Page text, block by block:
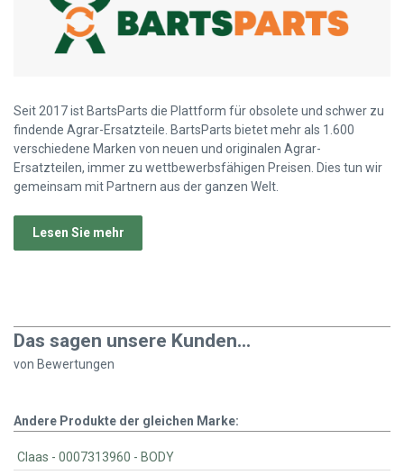
Seit 2017 ist BartsParts die Plattform für obsolete und schwer zu
findende Agrar-Ersatzteile. BartsParts bietet mehr als 1.600
verschiedene Marken von neuen und originalen Agrar-
Ersatzteilen, immer zu wettbewerbsfähigen Preisen. Dies tun wir
gemeinsam mit Partnern aus der ganzen Welt.
Lesen Sie mehr
Das sagen unsere Kunden...
von Bewertungen
Andere Produkte der gleichen Marke:
Claas - 0007313960 - BODY